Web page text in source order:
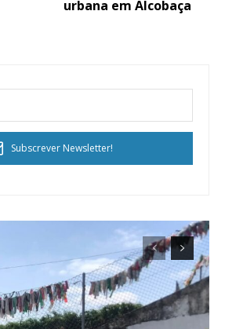
urbana em Alcobaça
Subscrever Newsletter!